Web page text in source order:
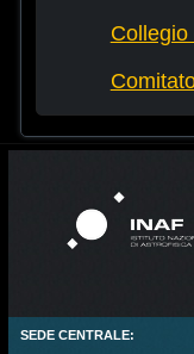
SEDE CENTRALE: